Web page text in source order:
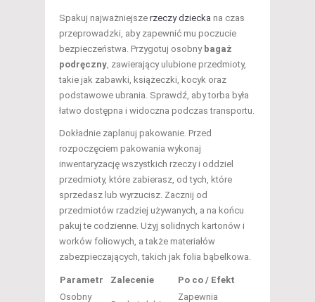
Spakuj najważniejsze rzeczy dziecka na czas
przeprowadzki, aby zapewnić mu poczucie
bezpieczeństwa. Przygotuj osobny bagaż
podręczny, zawierający ulubione przedmioty,
takie jak zabawki, książeczki, kocyk oraz
podstawowe ubrania. Sprawdź, aby torba była
łatwo dostępna i widoczna podczas transportu.
Dokładnie zaplanuj pakowanie. Przed
rozpoczęciem pakowania wykonaj
inwentaryzację wszystkich rzeczy i oddziel
przedmioty, które zabierasz, od tych, które
sprzedasz lub wyrzucisz. Zacznij od
przedmiotów rzadziej używanych, a na końcu
pakuj te codzienne. Użyj solidnych kartonów i
worków foliowych, a także materiałów
zabezpieczających, takich jak folia bąbelkowa.
Parametr Zalecenie
Po co / Efekt
Osobny
Zapewnia